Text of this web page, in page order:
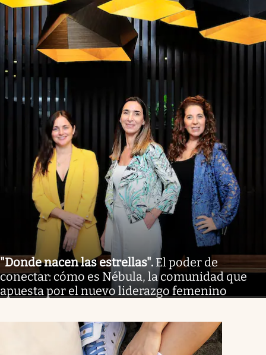
"Donde nacen las estrellas". El poder de
conectar: cómo es Nébula, la comunidad que
apuesta por el nuevo liderazgo femenino